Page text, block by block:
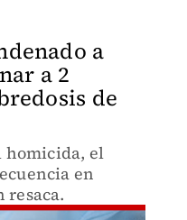
a
a 2
de
homicida, el
en
resaca.